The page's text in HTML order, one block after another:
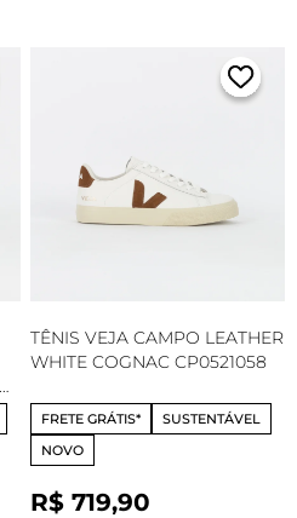
TÊNIS VEJA CAMPO LEATHER
WHITE COGNAC CP0521058
FRETE GRÁTIS*
SUSTENTÁVEL
NOVO
R$ 719,90